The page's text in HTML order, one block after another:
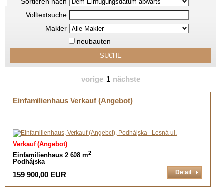
Volltextsuche
Makler
neubauten
vorige 1 nächste
Einfamilienhaus Verkauf (Angebot)
Verkauf (Angebot)
Einfamilienhaus 2 608 m2
Podhájska
Detail
159 900,00 EUR